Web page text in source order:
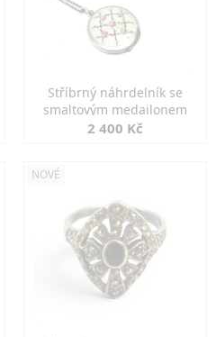
Stříbrný náhrdelník se
smaltovým medailonem
2 400 Kč
NOVÉ